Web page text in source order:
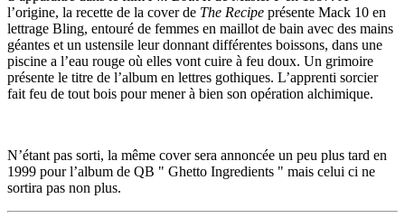
l’origine, la recette de la cover de The Recipe présente Mack 10 en
lettrage Bling, entouré de femmes en maillot de bain avec des mains
géantes et un ustensile leur donnant différentes boissons, dans une
piscine a l’eau rouge où elles vont cuire à feu doux. Un grimoire
présente le titre de l’album en lettres gothiques. L’apprenti sorcier
fait feu de tout bois pour mener à bien son opération alchimique.
N’étant pas sorti, la même cover sera annoncée un peu plus tard en
1999 pour l’album de QB " Ghetto Ingredients " mais celui ci ne
sortira pas non plus.